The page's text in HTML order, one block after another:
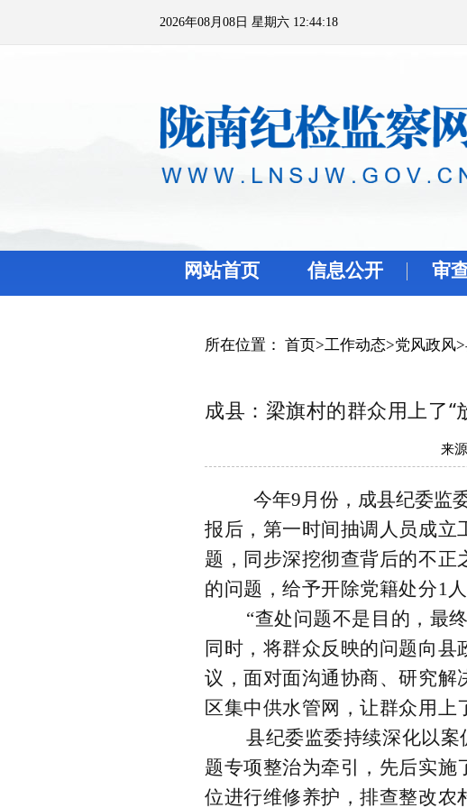
2026年08月08日 星期六 12:44:18
网站首页 信息公开 审
所在位置： 首页>工作动态>党风政风>
成县：梁旗村的群众用上了“
来
今年9月份，成县纪委监
报后，第一时间抽调人员成立
题，同步深挖彻查背后的不正
的问题 ，给予开除党籍处分1
“查处问题不是目的，最终
同时，将群众反映的问题向
议，面对面沟通协商、研究解
区集中供水管网，让群众用上
县纪委监委持续深化以案
题专项整治为牵引，先后实施
位进行维修养护，排查整改农